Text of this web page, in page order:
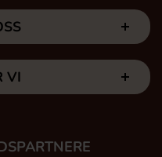
VI